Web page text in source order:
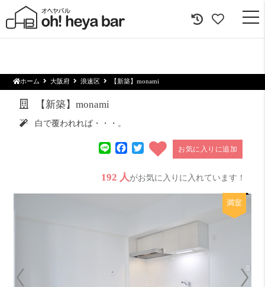
ホーム 大阪府 浪速区 【新築】monami
【新築】monami
白で覆われれば・・・。
LineFacebook
Twitterお気に入りに追加
192 人がお気に入りに入れています！
満室